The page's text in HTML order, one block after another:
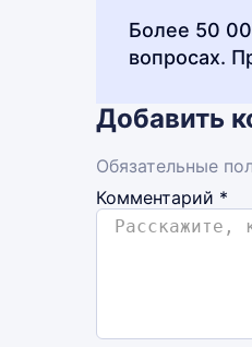
Более 50
вопросах.
Добавить
Обязательные
Комментарий *